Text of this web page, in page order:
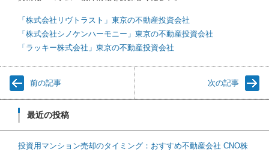
「株式会社リヴトラスト」東京の不動産投資会社
「株式会社シノケンハーモニー」東京の不動産投資会社
「ラッキー株式会社」東京の不動産投資会社
前の記事 次の記事
最近の投稿
投資用マンション売却のタイミング：おすすめ不動産会社 CNO株